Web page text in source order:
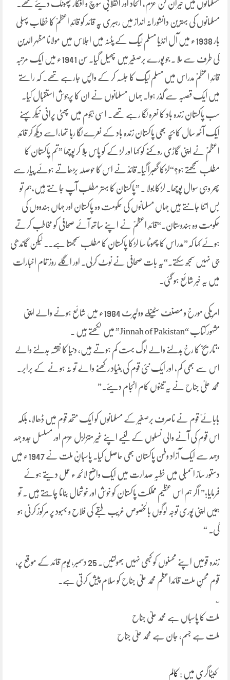
مسلمانوں میں حیران کن عزم، اتحاد اور انقلابی سوچ و افکار پھونک دیئے تھے۔
مسلمانوں کی بہترین دانشورانہ انداز میں رہبری پہ قائد کو قائدِ اعظمؒ کا خطاب پہلی
بار 1938ء میں آل انڈیا مسلم لیگ کے پٹنہ میں اجلاس میں مولانا مظہر الدین
کی طرف سے ملا ۔ جو پورے برصغیر میں پھیل گیا۔ سن 1941ء میں ایک مرتبہ
قائدِ اعظمؒ مدراس میں مسلم لیگ کا جلسہ کر کے واپس جارہے تھے۔ کہ راستے
میں ایک قصبہ سے گذر ہوا۔ جہاں مسلمانوں نے ان کا پرجوش استقبال کیا۔
سب پاکستان زندہ باد کا نعرہ لگا رہے تھے۔ اسی ہجوم میں پھٹی پرانی نیکر پہنے
ایک آٹھ سال کا بچہ بھی پاکستان زندہ باد کے نعرے لگا رہا تھا،اسے دیکھ کر قائدِ
اعظمؒ نے اپنی گاڑی روکنے کو کہا اور لڑکے کو پاس بلا کر پوچھا ”تم پاکستان کا
مطلب سمجھتے ہو؟“لڑکا گھبرا گیا۔قائدؒ نے اس کا حوصلہ بڑھاتے ہوئے پیار سے
پھر وہی سوال پوچھا۔ لڑکا بولا ۔ ”پاکستان کا بہتر مطلب آپ جانتے ہیں،ہم تو
بس اتنا جانتے ہیں جہاں مسلمانوں کی حکومت وہ پاکستان اور جہاں ہندووں کی
حکومت وہ ہندوستان۔“قائدِ اعظمؒ نے اپنے ساتھ آئے صحافی کو مخاطب کرتے
ہوئے کہا کہ”مدراس کا چھوٹا سا لڑکا پاکستان کا مطلب سمجھتا ہے۔۔ لیکن گاندھی
جی نہیں سمجھ سکتے۔“یہ بات صحافی نے نوٹ کرلی۔ اور اگلے روز تمام اخبارات
میں یہ خبر شائع ہو گئی۔
امریکی مورخ و مصنف سٹینلے وولپرٹ 1984ء میں شائع ہونے والے اپنی
مشہور کتاب “Jinnah of Pakistan” میں لکھتے ہیں ۔
“تاریخ کا رخ بدلنے والے لوگ بہت کم ہوتے ہیں، دنیا کا نقشہ بدلنے والے
اس سے بھی کم، اور ایک نئی قوم کی بنیاد رکھنے والے تو نہ ہونے کے برابر۔
محمد علیؒ جناح نے یہ تینوں کام انجام دیئے۔”
بابائےؒ قوم نے ناصرف برصغیر کے مسلمانوں کو ایک متحد قوم میں ڈھالا، بلکہ
اس قوم کی آنے والی نسلوں کے لئیے اپنے غیر متزلزل عزم اور مسلسل جدو جہد
وجہد سے ایک آزاد وطن پاکستان بھی حاصل کیا۔ پاسبانِؒ ملت نے 1947ء میں
دستور ساز اسمبلی میں خطبہِ صدارت میں ایک واضح لائحہء عمل دیتے ہوئے
فرمایا؛” اگر ہم اس عظیم مملکت پاکستان کو خوش اور خوشحال بنانا چاہتے ہیں ۔ تو
ہمیں اپنی پوری توجہ لوگوں بالخصوص غریب طبقے کی فلاح و بہبود پر مرکوز کرنی ہو
گی۔ “
زندہ قومیں اپنے محسنوں کو کبھی نہیں بھولتیں۔ 25 دسمبر، یومِ قائد کے موقع پر،
قوم محسنِ ملت قائداعظم محمد علیؒ جناح کو سلام پیش کرتی ہے۔
ملت کا پاسباں ہے محمد علیؒ جناح
ملت ہے جسم، جان ہے محمد علیؒ جناح
کیٹاگری میں : کالم